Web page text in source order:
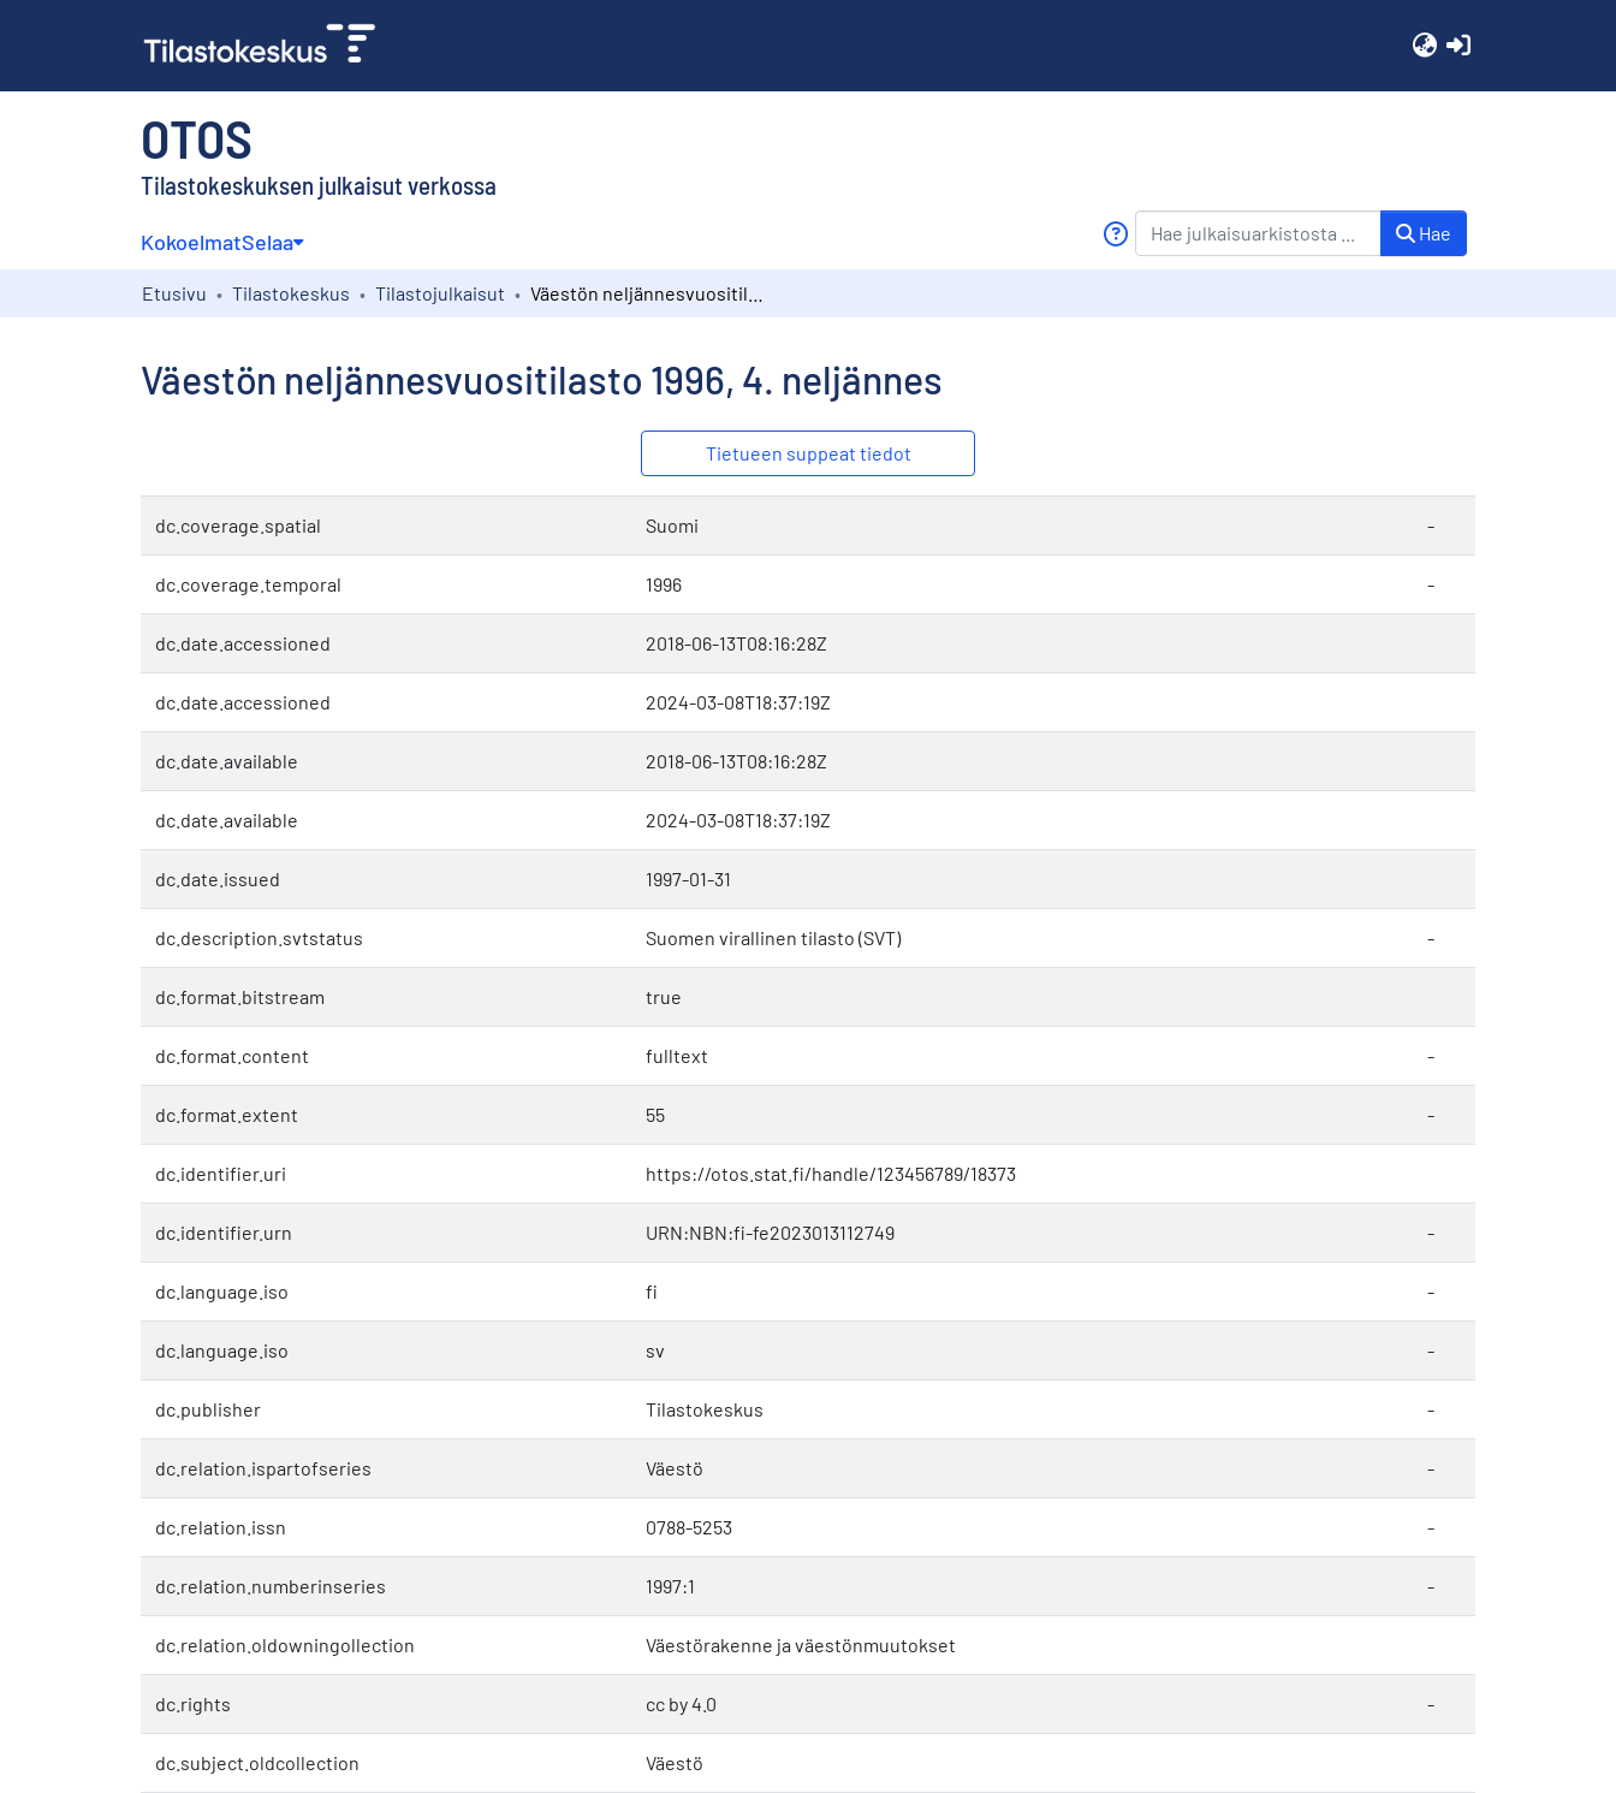
OTOS
Tilastokeskuksen julkaisut verkossa
KokoelmatSelaa Hae
Etusivu Tilastokeskus Tilastojulkaisut
Väestön neljännesvuositilasto 1996, 4. neljännes
Tietueen suppeat tiedot
dc.coverage.spatial Suomi -
dc.coverage.temporal 1996 -
dc.date.accessioned 2018-06-13T08:16:28Z
dc.date.accessioned 2024-03-08T18:37:19Z
dc.date.available 2018-06-13T08:16:28Z
dc.date.available 2024-03-08T18:37:19Z
dc.date.issued 1997-01-31
dc.description.svtstatus Suomen virallinen tilasto (SVT) -
dc.format.bitstream true
dc.format.content fulltext -
dc.format.extent 55 -
dc.identifier.uri https://otos.stat.fi/handle/123456789/18373
dc.identifier.urn URN:NBN:fi-fe2023013112749 -
dc.language.iso fi -
dc.language.iso sv -
dc.publisher Tilastokeskus -
dc.relation.ispartofseries Väestö -
dc.relation.issn 0788-5253 -
dc.relation.numberinseries 1997:1 -
dc.relation.oldowningollection Väestörakenne ja väestönmuutokset
dc.rights cc by 4.0 -
dc.subject.oldcollection Väestö